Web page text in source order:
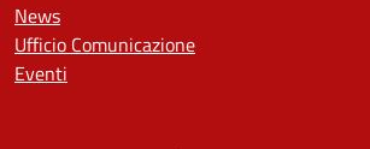
News
Ufficio Comunicazione
Eventi